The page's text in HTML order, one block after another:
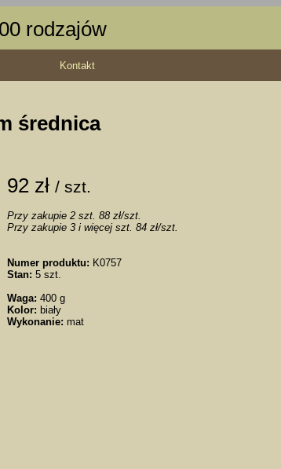
rodzajów
Kontakt
średnica
92 zł / szt.
Przy zakupie 2 szt. 88 zł/szt.
Przy zakupie 3 i więcej szt. 84 zł/szt.
Numer produktu: K0757
Stan: 5 szt.
Waga: 400 g
Kolor: biały
Wykonanie: mat